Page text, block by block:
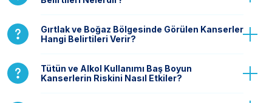
Gırtlak ve Boğaz Bölgesinde Görülen Kanserler
Hangi Belirtileri Verir?
Tütün ve Alkol Kullanımı Baş Boyun
Kanserlerin Riskini Nasıl Etkiler?